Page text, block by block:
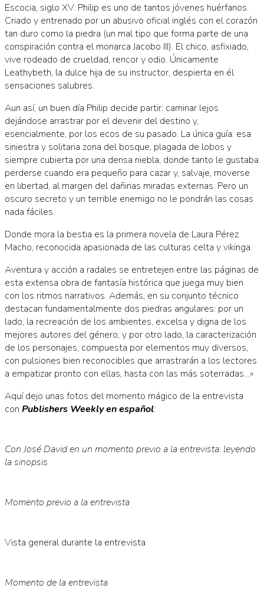
Escocia, siglo XV. Philip es uno de tantos jóvenes huérfanos.
Criado y entrenado por un abusivo oficial inglés con el corazón
tan duro como la piedra (un mal tipo que forma parte de una
conspiración contra el monarca Jacobo III). El chico, asfixiado,
vive rodeado de crueldad, rencor y odio. Únicamente
Leathybeth, la dulce hija de su instructor, despierta en él
sensaciones salubres.
Aun así, un buen día Philip decide partir: caminar lejos
dejándose arrastrar por el devenir del destino y,
esencialmente, por los ecos de su pasado. La única guía: esa
siniestra y solitaria zona del bosque, plagada de lobos y
siempre cubierta por una densa niebla, donde tanto le gustaba
perderse cuando era pequeño para cazar y, salvaje, moverse
en libertad, al margen del dañinas miradas externas. Pero un
oscuro secreto y un terrible enemigo no le pondrán las cosas
nada fáciles.
Donde mora la bestia es la primera novela de Laura Pérez
Macho, reconocida apasionada de las culturas celta y vikinga.
Aventura y acción a radales se entretejen entre las páginas de
esta extensa obra de fantasía histórica que juega muy bien
con los ritmos narrativos. Además, en su conjunto técnico
destacan fundamentalmente dos piedras angulares: por un
lado, la recreación de los ambientes, excelsa y digna de los
mejores autores del género; y por otro lado, la caracterización
de los personajes, compuesta por elementos muy diversos,
con pulsiones bien reconocibles que arrastrarán a los lectores
a empatizar pronto con ellas, hasta con las más soterradas…»
Aquí dejo unas fotos del momento mágico de la entrevista
con Publishers Weekly en español:
Con José David en un momento previo a la entrevista: leyendo
la sinopsis
Momento previo a la entrevista
Vista general durante la entrevista
Momento de la entrevista